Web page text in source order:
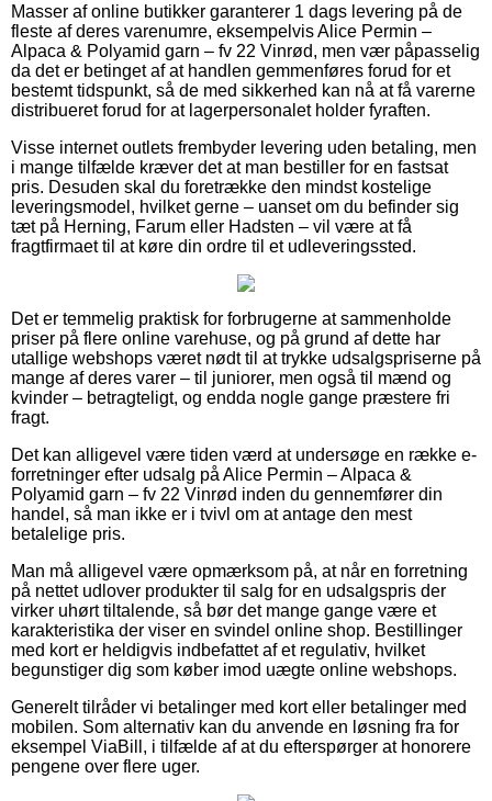
Masser af online butikker garanterer 1 dags levering på de
fleste af deres varenumre, eksempelvis Alice Permin –
Alpaca & Polyamid garn – fv 22 Vinrød, men vær påpasselig
da det er betinget af at handlen gemmenføres forud for et
bestemt tidspunkt, så de med sikkerhed kan nå at få varerne
distribueret forud for at lagerpersonalet holder fyraften.
Visse internet outlets frembyder levering uden betaling, men
i mange tilfælde kræver det at man bestiller for en fastsat
pris. Desuden skal du foretrække den mindst kostelige
leveringsmodel, hvilket gerne – uanset om du befinder sig
tæt på Herning, Farum eller Hadsten – vil være at få
fragtfirmaet til at køre din ordre til et udleveringssted.
Det er temmelig praktisk for forbrugerne at sammenholde
priser på flere online varehuse, og på grund af dette har
utallige webshops været nødt til at trykke udsalgspriserne på
mange af deres varer – til juniorer, men også til mænd og
kvinder – betragteligt, og endda nogle gange præstere fri
fragt.
Det kan alligevel være tiden værd at undersøge en række e-
forretninger efter udsalg på Alice Permin – Alpaca &
Polyamid garn – fv 22 Vinrød inden du gennemfører din
handel, så man ikke er i tvivl om at antage den mest
betalelige pris.
Man må alligevel være opmærksom på, at når en forretning
på nettet udlover produkter til salg for en udsalgspris der
virker uhørt tiltalende, så bør det mange gange være et
karakteristika der viser en svindel online shop. Bestillinger
med kort er heldigvis indbefattet af et regulativ, hvilket
begunstiger dig som køber imod uægte online webshops.
Generelt tilråder vi betalinger med kort eller betalinger med
mobilen. Som alternativ kan du anvende en løsning fra for
eksempel ViaBill, i tilfælde af at du efterspørger at honorere
pengene over flere uger.